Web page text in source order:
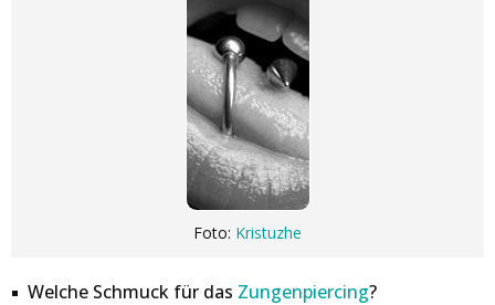
Foto: Kristuzhe
Welche Schmuck für das Zungenpiercing?